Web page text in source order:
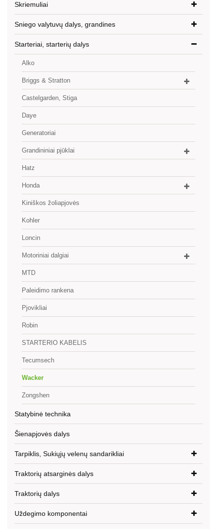
Skriemuliai
Sniego valytuvų dalys, grandines
Starteriai, starterių dalys
Alko
Briggs & Stratton
Castelgarden, Stiga
Daye
Generatoriai
Grandininiai pjūklai
Hatz
Honda
Kiniškos žoliapjovės
Kohler
Loncin
Motoriniai dalgiai
MTD
Paleidimo rankena
Pjovikliai
Robin
STARTERIO KABELIS
Tecumsech
Wacker
Zongshen
Statybinė technika
Šienapjovės dalys
Tarpiklis, Sukiųjų velenų sandarikliai
Traktorių atsarginės dalys
Traktorių dalys
Uždegimo komponentai